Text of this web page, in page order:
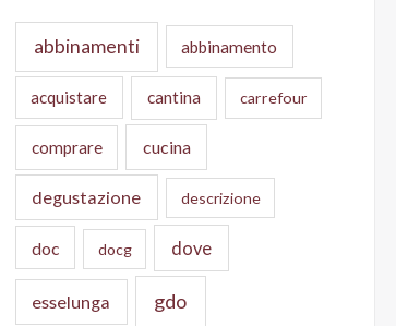
abbinamenti abbinamento
acquistare cantina carrefour
comprare cucina
degustazione descrizione
doc docg dove
esselunga gdo